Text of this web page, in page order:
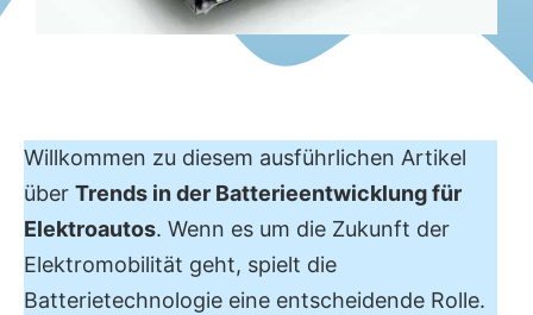
Willkommen zu diesem ausführlichen Artikel
über Trends in der Batterieentwicklung für
Elektroautos. Wenn es um die Zukunft der
Elektromobilität geht, spielt die
Batterietechnologie eine entscheidende Rolle.